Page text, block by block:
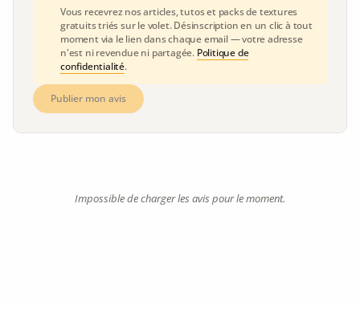
Vous recevrez nos articles, tutos et packs de textures
gratuits triés sur le volet. Désinscription en un clic à tout
moment via le lien dans chaque email — votre adresse
n'est ni revendue ni partagée. Politique de
confidentialité.
Publier mon avis
Impossible de charger les avis pour le moment.